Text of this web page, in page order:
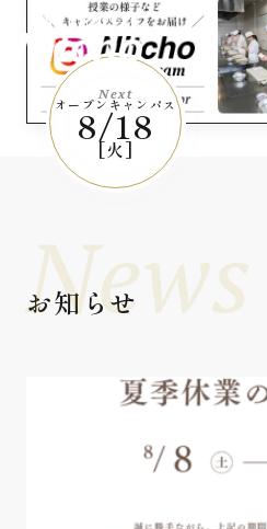
日本調理技術専門学校
instagram
Next
オープンキャンパス
8/18
[火]
News
お知らせ